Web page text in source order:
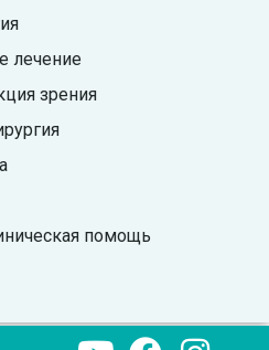
лечение
зрения
помощь